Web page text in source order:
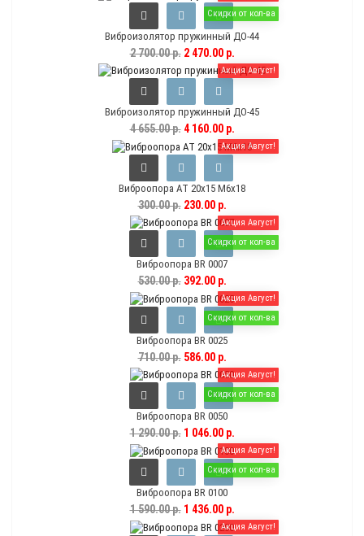
Скидки от кол-ва
Виброизолятор пружинный ДО-44
2 700.00 р.2 470.00 р.
Акция Август!
Виброизолятор пружинный ДО-45
4 655.00 р.4 160.00 р.
Акция Август!
Виброопора AT 20х15 M6x18
300.00 р.230.00 р.
Акция Август!
Скидки от кол-ва
Виброопора BR 0007
530.00 р.392.00 р.
Акция Август!
Скидки от кол-ва
Виброопора BR 0025
710.00 р.586.00 р.
Акция Август!
Скидки от кол-ва
Виброопора BR 0050
1 290.00 р.1 046.00 р.
Акция Август!
Скидки от кол-ва
Виброопора BR 0100
1 590.00 р.1 436.00 р.
Акция Август!